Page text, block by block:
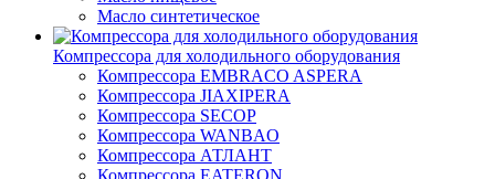
Масло синтетическое
Компрессора для холодильного оборудования
Компрессора EMBRACO ASPERA
Компрессора JIAXIPERA
Компрессора SECOP
Компрессора WANBAO
Компрессора АТЛАНТ
Компрессора EATERON